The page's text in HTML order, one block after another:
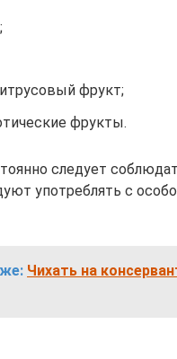
фрукт;
фрукты.
следует
употреблять с
Чихать на